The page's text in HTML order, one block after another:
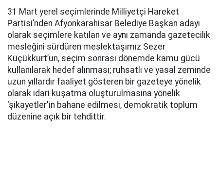
31 Mart yerel seçimlerinde Milliyetçi Hareket
Partisi’nden Afyonkarahisar Belediye Başkan adayı
olarak seçimlere katılan ve aynı zamanda gazetecilik
mesleğini sürdüren meslektaşımız Sezer
Küçükkurt’un, seçim sonrası dönemde kamu gücü
kullanılarak hedef alınması; ruhsatlı ve yasal zeminde
uzun yıllardır faaliyet gösteren bir gazeteye yönelik
olarak idari kuşatma oluşturulmasına yönelik
'şikayetler'in bahane edilmesi, demokratik toplum
düzenine açık bir tehdittir.